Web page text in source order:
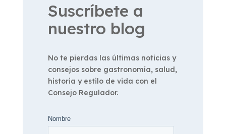
Suscríbete a
nuestro blog
No te pierdas las últimas noticias y
consejos sobre gastronomía, salud,
historia y estilo de vida con el
Consejo Regulador.